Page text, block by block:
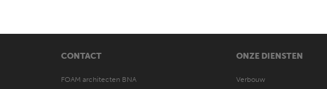
CONTACT
FOAM architecten BNA
ONZE DIENSTEN
Verbouw